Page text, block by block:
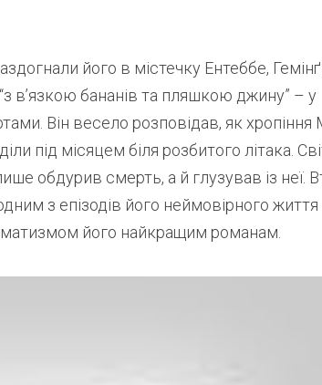
його в містечку Ентеббе,
в’язкою бананів та пляшкою джину” – у
Він весело розповідав, як хропіння
під місяцем біля розбитого літака.
обдурив смерть, а й глузував із неї.
з епізодів його неймовірного
його найкращим романам.